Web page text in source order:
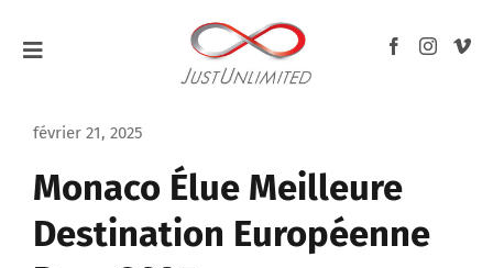
Toggle
À PROPOS
MARIAGES
février 21, 2025
Monaco Élue Meilleure
Destination Européenne